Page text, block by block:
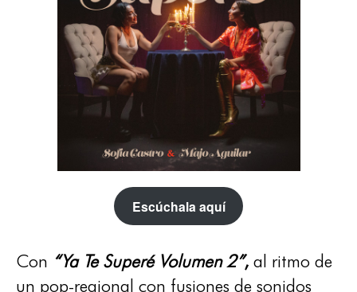
Escúchala aquí
Con “Ya Te Superé Volumen 2”, al ritmo de
un pop-regional con fusiones de sonidos